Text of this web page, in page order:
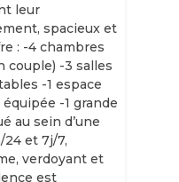
leur
spacieux et
: -4 chambres
couple) -3 salles
-1 espace
-1 grande
au sein d’une
et 7j/7,
verdoyant et
est